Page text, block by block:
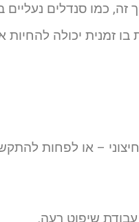
זה, כמו סנדלים
זמנית יכולה
– או לפחות
שיפוט רעה.